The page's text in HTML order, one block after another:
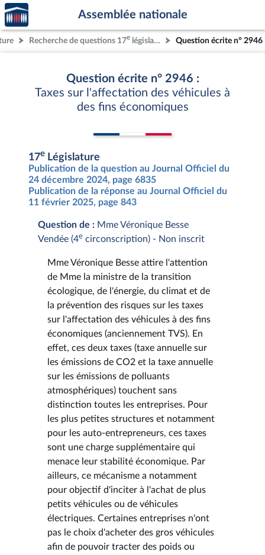
Aller au contenu
Aller en bas de la page
Accèder
à la
page
d'accueil
Assemblée nationale
Recherche de questions 17e législature Question écrite n° 2946
Question écrite n° 2946 :
Taxes sur l'affectation des véhicules à
des fins économiques
17e Législature
Publication de la question au Journal Officiel du
24 décembre 2024, page 6835
Publication de la réponse au Journal Officiel du
11 février 2025, page 843
Question de : Mme Véronique Besse
Vendée (4e circonscription) - Non inscrit
Mme Véronique Besse attire l'attention
de Mme la ministre de la transition
écologique, de l'énergie, du climat et de
la prévention des risques sur les taxes
sur l'affectation des véhicules à des fins
économiques (anciennement TVS). En
effet, ces deux taxes (taxe annuelle sur
les émissions de CO2 et la taxe annuelle
sur les émissions de polluants
atmosphériques) touchent sans
distinction toutes les entreprises. Pour
les plus petites structures et notamment
pour les auto-entrepreneurs, ces taxes
sont une charge supplémentaire qui
menace leur stabilité économique. Par
ailleurs, ce mécanisme a notamment
pour objectif d'inciter à l'achat de plus
petits véhicules ou de véhicules
électriques. Certaines entreprises n'ont
pas le choix d'acheter des gros véhicules
afin de pouvoir tracter des poids ou